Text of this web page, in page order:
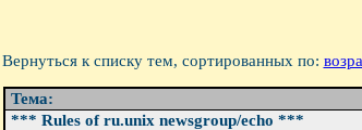
Вернуться к списку тем, сортированных по:
Тема:
*** Rules of ru.unix newsgroup/echo ***